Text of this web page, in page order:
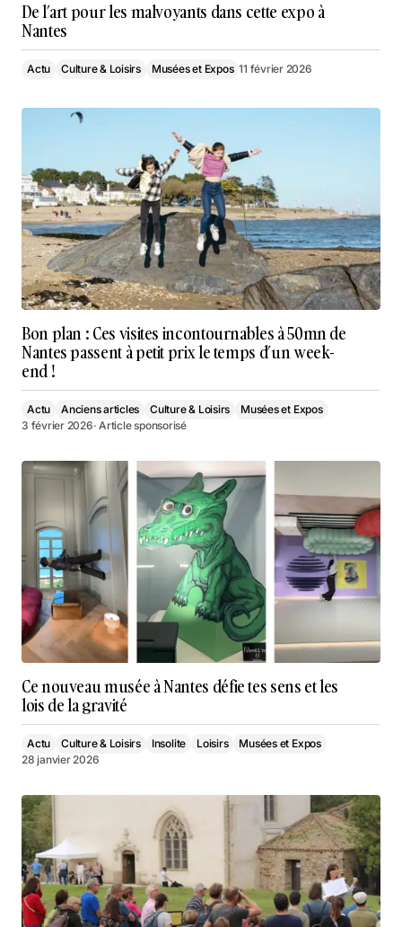
De l’art pour les malvoyants dans cette expo à
Nantes
Actu Culture & Loisirs Musées et Expos 11 février 2026
Bon plan : Ces visites incontournables à 50mn de
Nantes passent à petit prix le temps d’un week-
end !
Actu Anciens articles Culture & Loisirs
Musées et Expos
3 février 2026· Article sponsorisé
Ce nouveau musée à Nantes défie tes sens et les
lois de la gravité
Actu Culture & Loisirs Insolite Loisirs
Musées et Expos
28 janvier 2026